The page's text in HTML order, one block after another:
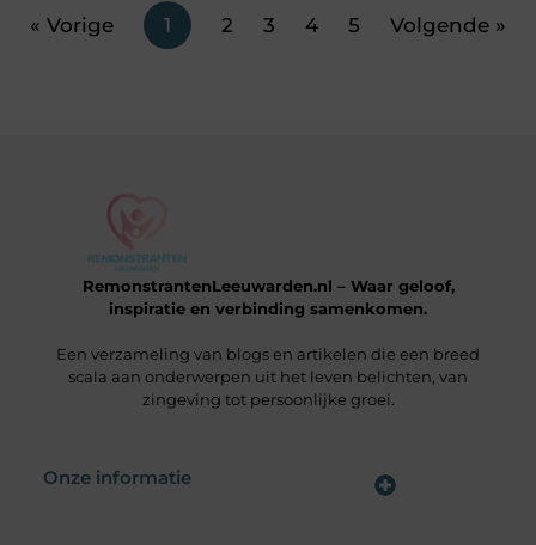
« Vorige 1 2 3 4 5 Volgende »
RemonstrantenLeeuwarden.nl – Waar geloof,
inspiratie en verbinding samenkomen.
Een verzameling van blogs en artikelen die een breed
scala aan onderwerpen uit het leven belichten, van
zingeving tot persoonlijke groei.
Onze informatie